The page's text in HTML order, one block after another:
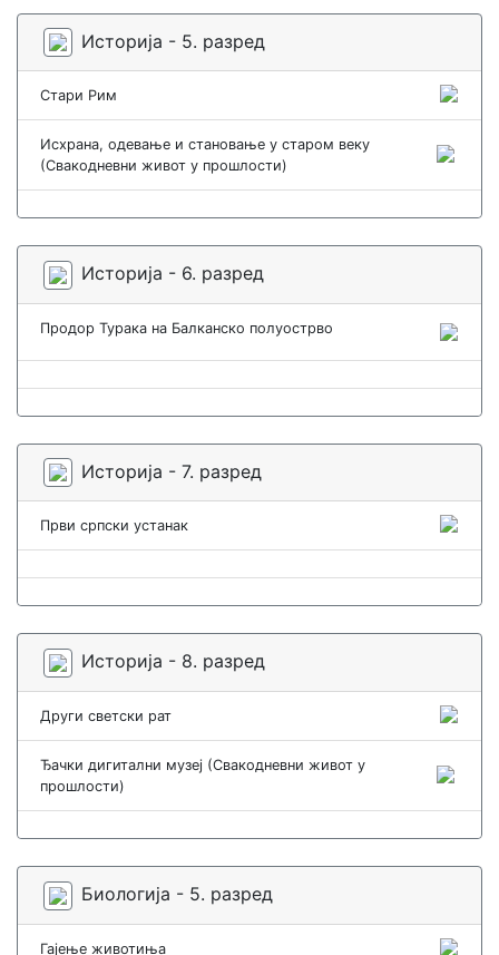
Историја - 5. разред
Стари Рим
Исхрана, одевање и становање у старом веку
(Свакодневни живот у прошлости)
Историја - 6. разред
Продор Турака на Балканско полуострво
Историја - 7. разред
Први српски устанак
Историја - 8. разред
Други светски рат
Ђачки дигитални музеј (Свакодневни живот у
прошлости)
Биологија - 5. разред
Гајење животиња